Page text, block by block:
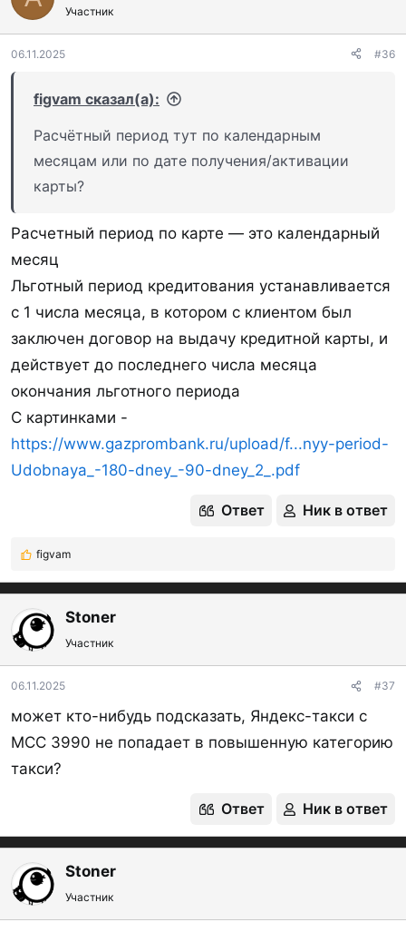
и
и
:
Участник
06.11.2025 #36
figvam сказал(а):
Расчётный период тут по календарным
месяцам или по дате получения/активации
карты?
Расчетный период по карте — это календарный
месяц
Льготный период кредитования устанавливается
с 1 числа месяца, в котором с клиентом был
заключен договор на выдачу кредитной карты, и
действует до последнего числа месяца
окончания льготного периода
С картинками -
https://www.gazprombank.ru/upload/f...nyy-period-
Udobnaya_-180-dney_-90-dney_2_.pdf
Ответ Ник в ответ
Р
е
а
к
ц
и
и
:
figvam
Stoner
Участник
06.11.2025 #37
может кто-нибудь подсказать, Яндекс-такси с
MCC 3990 не попадает в повышенную категорию
такси?
Ответ Ник в ответ
Stoner
Участник